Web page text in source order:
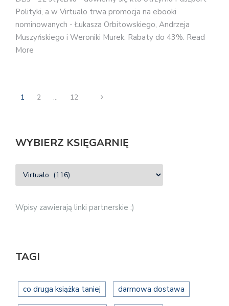
Polityki, a w Virtualo trwa promocja na ebooki
nominowanych - Łukasza Orbitowskiego, Andrzeja
Muszyńskiego i Weroniki Murek. Rabaty do 43%. Read
More
1 2 … 12
WYBIERZ KSIĘGARNIĘ
Wpisy zawierają linki partnerskie :)
TAGI
co druga książka taniej darmowa dostawa